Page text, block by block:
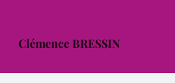
Clémence BRESSIN